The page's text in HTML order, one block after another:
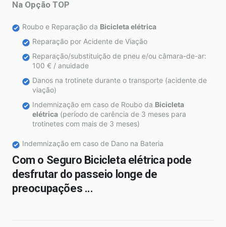
Na Opção TOP
Roubo e Reparação da Bicicleta elétrica
Reparação por Acidente de Viação
Reparação/substituição de pneu e/ou câmara-de-ar:
100 € / anuidade
Danos na trotinete durante o transporte (acidente de
viação)
Indemnização em caso de Roubo da Bicicleta
elétrica(período de carência de 3 meses para
trotinetes com mais de 3 meses)
Indemnização em caso de Dano na Bateria
Com o Seguro Bicicleta elétricapode
desfrutar do passeio longe de
preocupações ...